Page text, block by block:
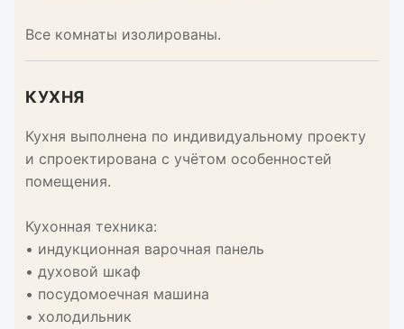
Все комнаты изолированы.
КУХНЯ
Кухня выполнена по индивидуальному проекту
и спроектирована с учётом особенностей
помещения.
Кухонная техника:
• индукционная варочная панель
• духовой шкаф
• посудомоечная машина
• холодильник